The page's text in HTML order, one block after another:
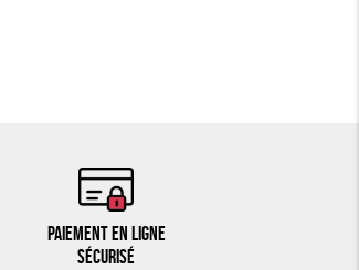
Paiement en ligne
sécurisé